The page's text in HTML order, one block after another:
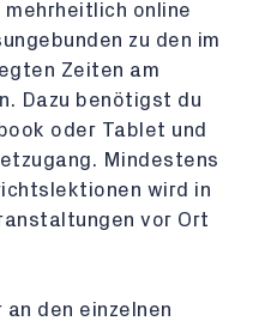
online
zu den im
Zeiten am
Dazu benötigst du
oder Tablet und
Mindestens
wird in
vor Ort
den einzelnen